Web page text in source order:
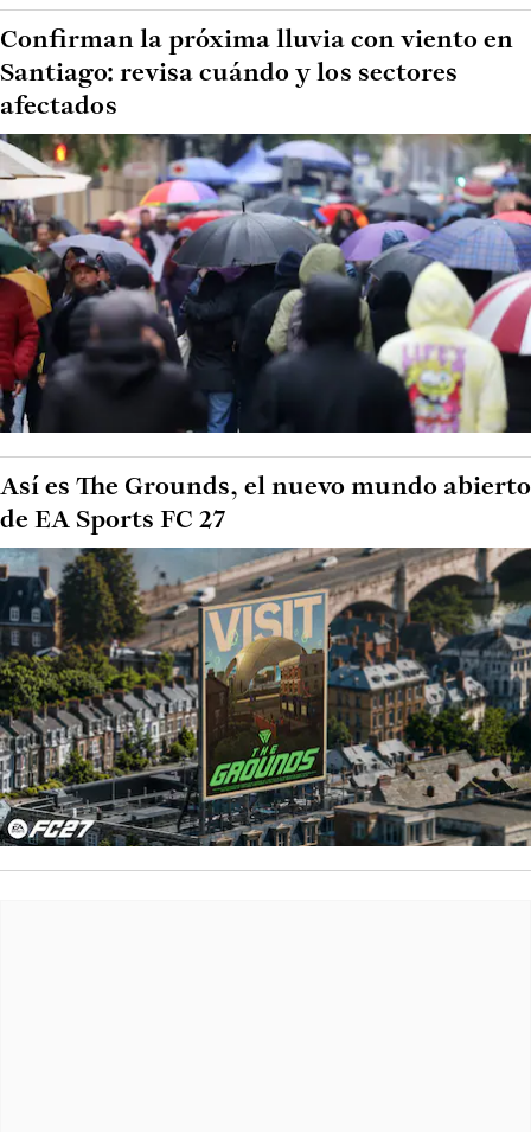
Confirman la próxima lluvia con viento en
Santiago: revisa cuándo y los sectores
afectados
Así es The Grounds, el nuevo mundo abierto
de EA Sports FC 27